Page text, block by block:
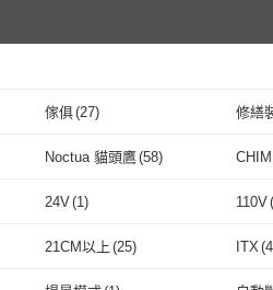
傢俱(27) 修繕
藝術開運/宗教(1)
Noctua 貓頭鷹(58)
Arctic(55
darkFlash 大飛
Arctic(
取消
24V(1) 110V(
一般插頭式(140 充電
24V(1)
21CM以上 (25) ITX (
取消